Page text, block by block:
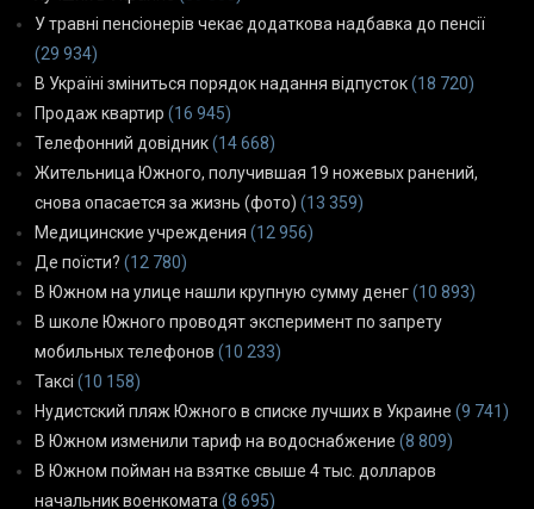
У травні пенсіонерів чекає додаткова надбавка до пенсії
(29 934)
В Україні зміниться порядок надання відпусток(18 720)
Продаж квартир (16 945)
Телефонний довідник(14 668)
Жительница Южного, получившая 19 ножевых ранений,
снова опасается за жизнь (фото) (13 359)
Медицинские учреждения (12 956)
Де поїсти? (12 780)
В Южном на улице нашли крупную сумму денег(10 893)
В школе Южного проводят эксперимент по запрету
мобильных телефонов (10 233)
Таксі (10 158)
Нудистский пляж Южного в списке лучших в Украине (9 741)
В Южном изменили тариф на водоснабжение (8 809)
В Южном пойман на взятке свыше 4 тыс. долларов
начальник военкомата (8 695)